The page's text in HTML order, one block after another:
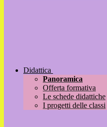
Didattica
Panoramica
Offerta formativa
Le schede didattiche
I progetti delle classi